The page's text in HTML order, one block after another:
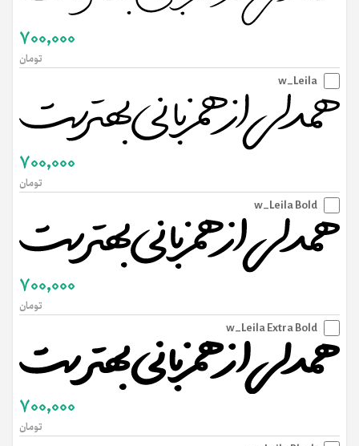
700,000
تومان
w_Leila
700,000
تومان
w_Leila Bold
700,000
تومان
w_Leila Extra Bold
700,000
تومان